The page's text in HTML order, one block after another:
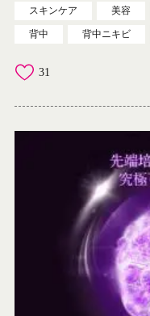
スキンケア 美容
背中 背中ニキビ
31